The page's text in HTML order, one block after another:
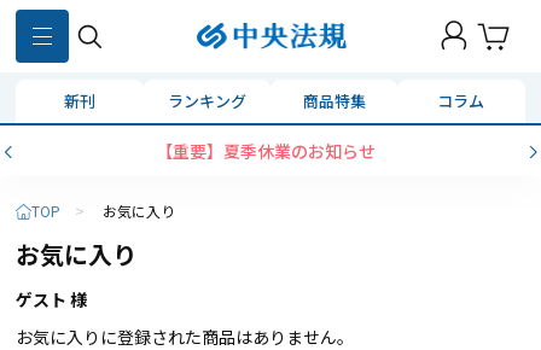
新刊 ランキング 商品特集 コラム
【重要】夏季休業のお知らせ
TOP > お気に入り
お気に入り
ゲスト 様
お気に入りに登録された商品はありません。